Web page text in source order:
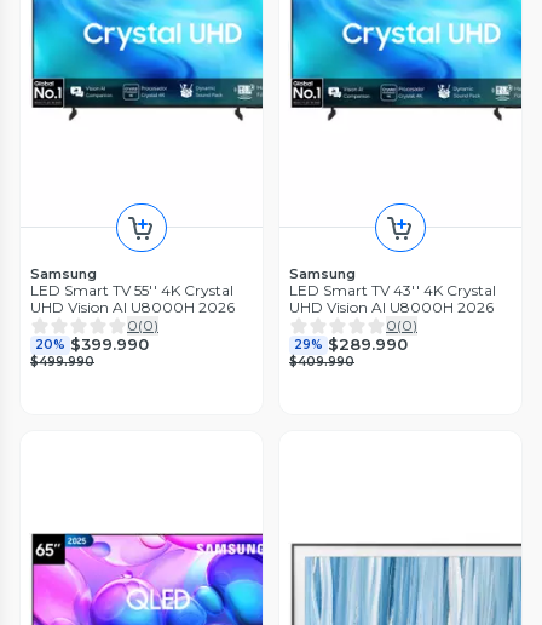
Samsung
LED Smart TV 55'' 4K Crystal
UHD Vision AI U8000H 2026
0(0)
20% $399.990
$499.990
Samsung
LED Smart TV 43'' 4K Crystal
UHD Vision AI U8000H 2026
0(0)
29% $289.990
$409.990